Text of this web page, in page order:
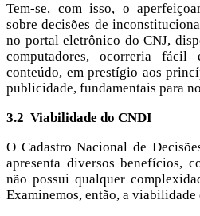
Tem-se, com isso, o
sobre decisões de
no portal eletrônico do CNJ,
computadores, ocorreria
conteúdo, em prestígio aos
publicidade, fundamentais para
3.2 Viabilidade do CNDI
O Cadastro Nacional de
apresenta diversos benefícios,
não possui qualquer
Examinemos, então, a viabilidade